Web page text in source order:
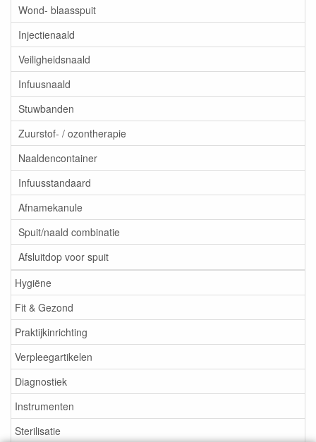
Wond- blaasspuit
Injectienaald
Veiligheidsnaald
Infuusnaald
Stuwbanden
Zuurstof- / ozontherapie
Naaldencontainer
Infuusstandaard
Afnamekanule
Spuit/naald combinatie
Afsluitdop voor spuit
Hygiëne
Fit & Gezond
Praktijkinrichting
Verpleegartikelen
Diagnostiek
Instrumenten
Sterilisatie